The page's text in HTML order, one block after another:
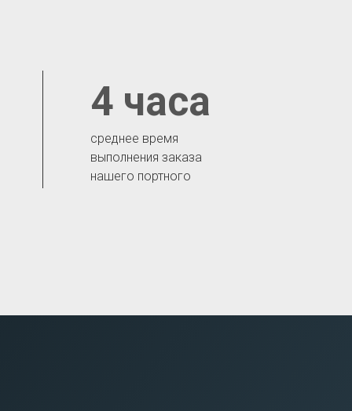
среднее время
выполнения заказа
нашего портного
4 часа